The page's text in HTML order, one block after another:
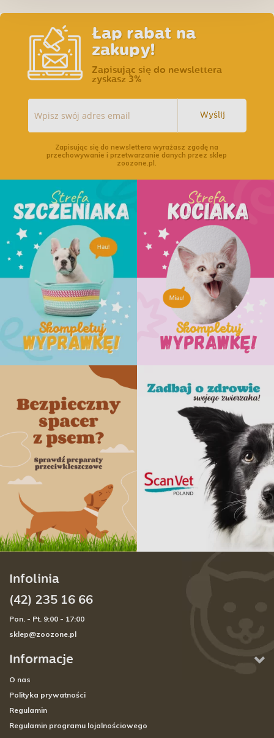
Łap rabat na
zakupy!
Zapisując się do newslettera
zyskasz 3%
Wyślij
Zapisując się do newslettera wyrażasz zgodę na
przechowywanie i przetwarzanie danych przez sklep
zoozone.pl.
Informacje
O nas
Polityka prywatności
Regulamin
Regulamin programu lojalnościowego
Infolinia
(42) 235 16 66
Pon. - Pt. 9:00 - 17:00
sklep@zoozone.pl